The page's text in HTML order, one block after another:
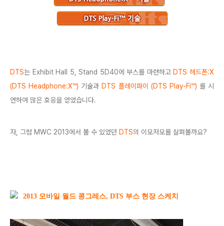
DTS는 Exhibit Hall 5, Stand 5D40에 부스를 마련하고 DTS 헤드폰:X
(DTS Headphone:X™) 기술과 DTS 플레이파이 (DTS Play-Fi™) 를 시
연하여 많은 호응을 얻었습니다.
자, 그럼 MWC 2013에서 볼 수 있었던 DTS의 이모저모를 살펴볼까요?
2013 모바일 월드 콩그레스, DTS 부스 현장 스케치